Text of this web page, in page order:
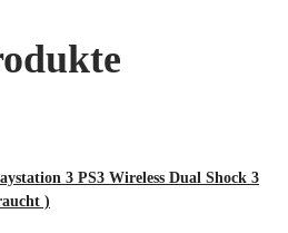
3 PS3 Wireless Dual Shock 3
)